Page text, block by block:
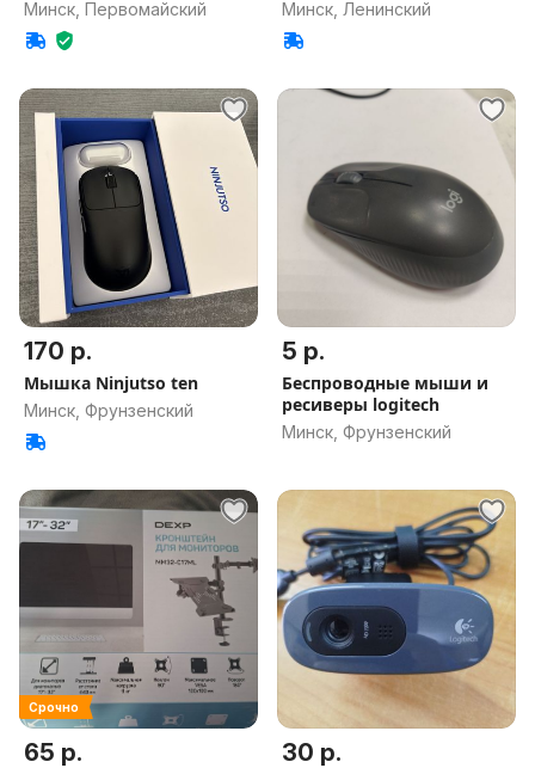
Минск, Первомайский Минск, Ленинский
170 р.
Мышка Ninjutso ten
Минск, Фрунзенский
5 р.
Беспроводные мыши и
ресиверы logitech
Минск, Фрунзенский
Срочно
65 р. 30 р.